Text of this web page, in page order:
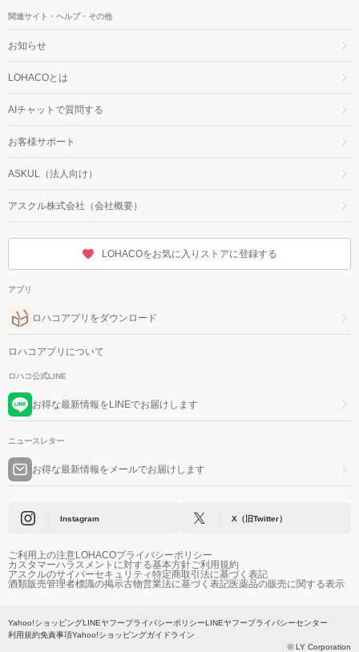
関連サイト・ヘルプ・その他
お知らせ
LOHACOとは
AIチャットで質問する
お客様サポート
ASKUL（法人向け）
アスクル株式会社（会社概要）
LOHACOをお気に入りストアに登録する
アプリ
ロハコアプリをダウンロード
ロハコアプリについて
ロハコ公式LINE
お得な最新情報をLINEでお届けします
ニュースレター
お得な最新情報をメールでお届けします
Instagram X（旧Twitter）
ご利用上の注意LOHACOプライバシーポリシー
カスタマーハラスメントに対する基本方針ご利用規約
アスクルのサイバーセキュリティ特定商取引法に基づく表記
酒類販売管理者標識の掲示古物営業法に基づく表記医薬品の販売に関する表示
Yahoo!ショッピングLINEヤフープライバシーポリシーLINEヤフープライバシーセンター
利用規約免責事項Yahoo!ショッピングガイドライン
© LY Corporation